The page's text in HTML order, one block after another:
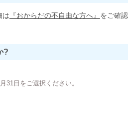
は 『おからだの不自由な方へ』 をご確
?
31日をご選択ください。